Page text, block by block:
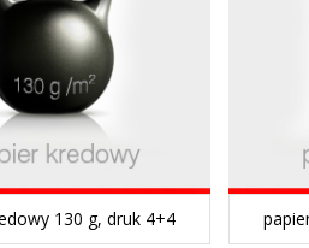
130 g, druk 4+4